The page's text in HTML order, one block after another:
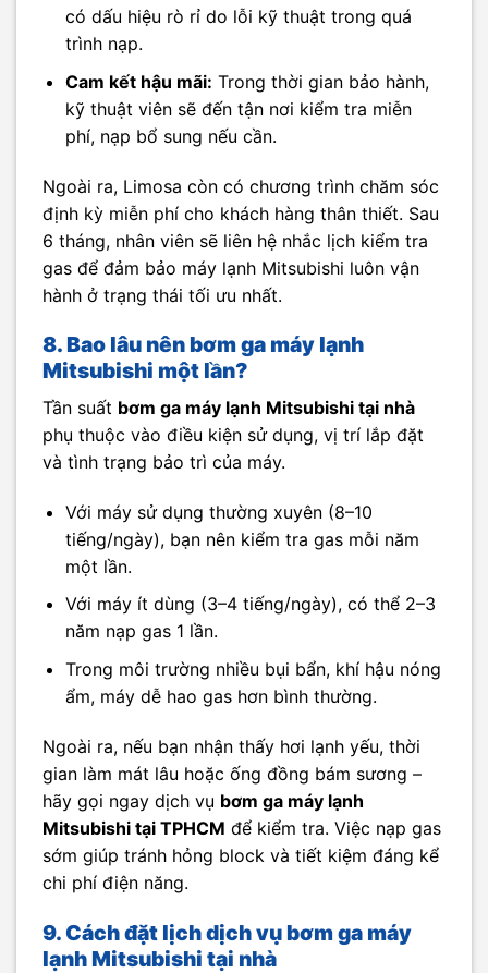
có dấu hiệu rò rỉ do lỗi kỹ thuật trong quá
trình nạp.
Cam kết hậu mãi: Trong thời gian bảo hành,
kỹ thuật viên sẽ đến tận nơi kiểm tra miễn
phí, nạp bổ sung nếu cần.
Ngoài ra, Limosa còn có chương trình chăm sóc
định kỳ miễn phí cho khách hàng thân thiết. Sau
6 tháng, nhân viên sẽ liên hệ nhắc lịch kiểm tra
gas để đảm bảo máy lạnh Mitsubishi luôn vận
hành ở trạng thái tối ưu nhất.
8. Bao lâu nên bơm ga máy lạnh
Mitsubishi một lần?
Tần suất bơm ga máy lạnh Mitsubishi tại nhà
phụ thuộc vào điều kiện sử dụng, vị trí lắp đặt
và tình trạng bảo trì của máy.
Với máy sử dụng thường xuyên (8–10
tiếng/ngày), bạn nên kiểm tra gas mỗi năm
một lần.
Với máy ít dùng (3–4 tiếng/ngày), có thể 2–3
năm nạp gas 1 lần.
Trong môi trường nhiều bụi bẩn, khí hậu nóng
ẩm, máy dễ hao gas hơn bình thường.
Ngoài ra, nếu bạn nhận thấy hơi lạnh yếu, thời
gian làm mát lâu hoặc ống đồng bám sương –
hãy gọi ngay dịch vụ bơm ga máy lạnh
Mitsubishi tại TPHCM để kiểm tra. Việc nạp gas
sớm giúp tránh hỏng block và tiết kiệm đáng kể
chi phí điện năng.
9. Cách đặt lịch dịch vụ bơm ga máy
lạnh Mitsubishi tại nhà